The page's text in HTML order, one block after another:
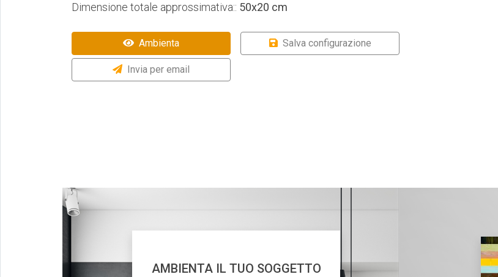
Dimensione totale approssimativa:: 50x20 cm
Ambienta Salva configurazione
Invia per email
AMBIENTA IL TUO SOGGETTO